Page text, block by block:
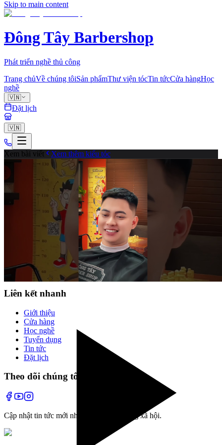
Skip to main content
Đông Tây Barbershop
Phát triển nghề thủ công
Trang chủVề chúng tôiSản phẩmThư viện tócTin tứcCửa hàngHọc
nghề
🇻🇳
Đặt lịch
🇻🇳
Xem bài viết
Xem thêm kiểu tóc
fade
Chia sẻ
Cùng tạo mẫu tóc với chuyên gia
Cùng tạo mẫu tóc với chuyên gia
Đã xem hết 1 kiểu tóc
Liên kết nhanh
Giới thiệu
Cửa hàng
Học nghề
Tuyển dụng
Tin tức
Đặt lịch
Theo dõi chúng tôi
Cập nhật tin tức mới nhất và các hoạt động xã hội.